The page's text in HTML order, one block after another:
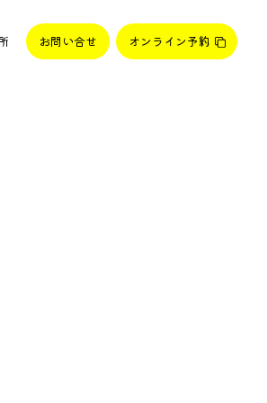
お問い合せ オンライン予約